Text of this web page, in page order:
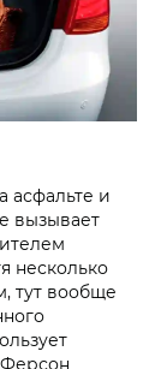
асфальте и
вызывает
несколько
тут вообще